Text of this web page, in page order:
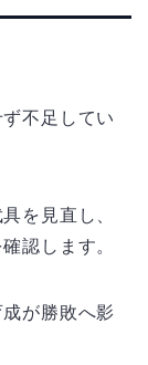
不足してい
を見直し、
認します。
が勝敗へ影